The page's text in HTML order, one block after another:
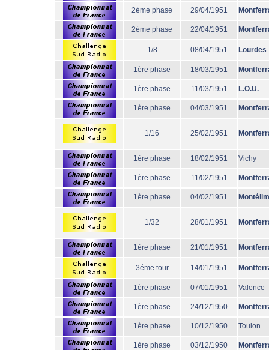
2éme phase 29/04/1951
2éme phase 22/04/1951
1/8 08/04/1951 Lourdes
1ère phase 18/03/1951
1ère phase 11/03/1951 L.O.U.
1ère phase 04/03/1951
1/16 25/02/1951
1ère phase 18/02/1951 Vichy
1ère phase 11/02/1951
1ère phase 04/02/1951
1/32 28/01/1951
1ère phase 21/01/1951
3éme tour 14/01/1951
1ère phase 07/01/1951 Valence
1ère phase 24/12/1950
1ère phase 10/12/1950 Toulon
1ère phase 03/12/1950